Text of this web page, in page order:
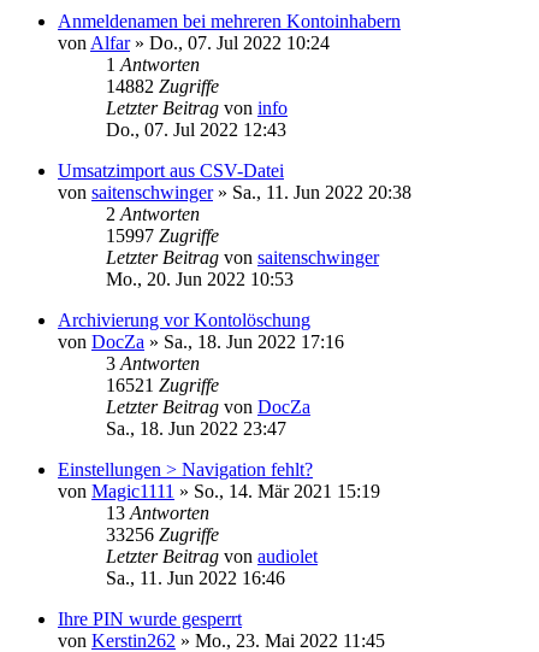
Anmeldenamen bei mehreren Kontoinhabern
von Alfar» Do., 07. Jul 2022 10:24
1 Antworten
14882 Zugriffe
Letzter Beitrag von info
Do., 07. Jul 2022 12:43
Umsatzimport aus CSV-Datei
von saitenschwinger» Sa., 11. Jun 2022 20:38
2 Antworten
15997 Zugriffe
Letzter Beitrag von saitenschwinger
Mo., 20. Jun 2022 10:53
Archivierung vor Kontolöschung
von DocZa » Sa., 18. Jun 2022 17:16
3 Antworten
16521 Zugriffe
Letzter Beitrag von DocZa
Sa., 18. Jun 2022 23:47
Einstellungen > Navigation fehlt?
von Magic1111 » So., 14. Mär 2021 15:19
13 Antworten
33256 Zugriffe
Letzter Beitrag von audiolet
Sa., 11. Jun 2022 16:46
Ihre PIN wurde gesperrt
von Kerstin262 » Mo., 23. Mai 2022 11:45